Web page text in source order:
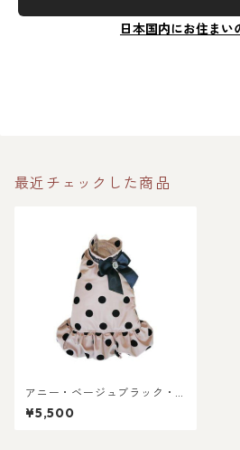
日本国内にお住まい
最近チェックした商品
アニー・ベージュブラック・
シティコート（ハーネスタイ
プ）
¥5,500